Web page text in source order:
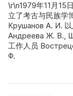
\r\n1979年11月15
立了考古与民族学
Крушанов А. И. 以
Андреева Ж. В.,
工作人员
Ф.